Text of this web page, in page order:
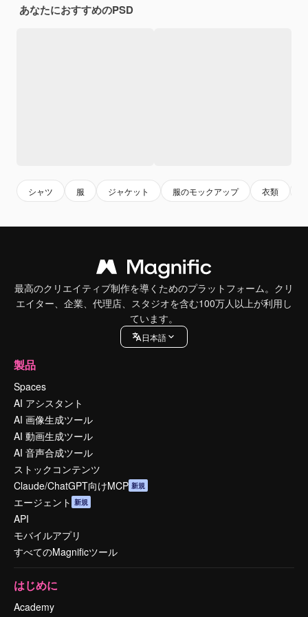
あなたにおすすめのPSD
シャツ 服 ジャケット 服のモックアップ 衣類
最高のクリエイティブ制作を導くためのプラットフォーム。クリ
エイター、企業、代理店、スタジオを含む100万人以上が利用し
ています。
日本語
製品
Spaces
AI アシスタント
AI 画像生成ツール
AI 動画生成ツール
AI 音声合成ツール
ストックコンテンツ
Claude/ChatGPT向けMCP 新規
エージェント 新規
API
モバイルアプリ
すべてのMagnificツール
はじめに
Academy